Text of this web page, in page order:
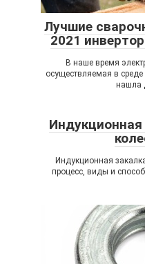
Лучшие
2021
В наше время
осуществляемая в
нашла
Индукционная
Индукционная
процесс, виды и